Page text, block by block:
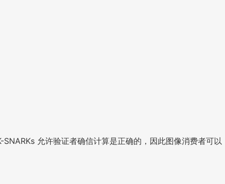
允许验证者确信计算是正确的，因此图像消费者可以